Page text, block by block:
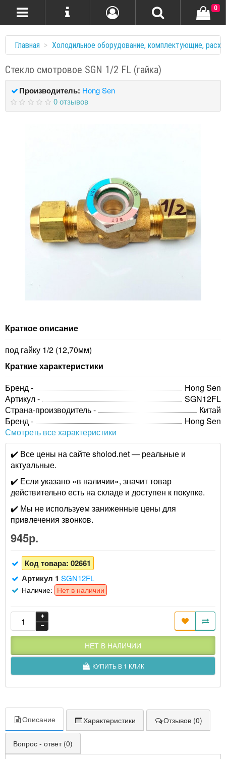
0
Главная Холодильное оборудование, комплектующие,
Стекло смотровое SGN 1/2 FL (гайка)
Производитель: Hong Sen
0 отзывов
Краткое описание
под гайку 1/2 (12,70мм)
Краткие характеристики
Бренд -
Hong Sen
Артикул -
SGN12FL
Страна-производитель -
Китай
Бренд -
Hong Sen
Смотреть все характеристики
✔️ Все цены на сайте sholod.net — реальные и
актуальные.
✔️ Если указано «в наличии», значит товар
действительно есть на складе и доступен к покупке.
✔️ Мы не используем заниженные цены для
привлечения звонков.
945р.
Код товара: 02661
Артикул 1 SGN12FL
Наличие: Нет в наличии
НЕТ В НАЛИЧИИ
КУПИТЬ В 1 КЛИК
Описание Характеристики Отзывов (0)
Вопрос - ответ (0)